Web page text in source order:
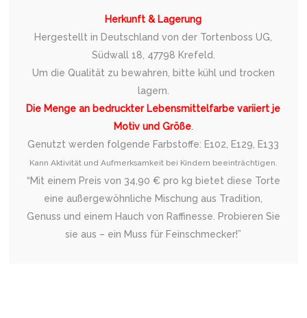
Herkunft & Lagerung
Hergestellt in Deutschland von der Tortenboss UG,
Südwall 18, 47798 Krefeld.
Um die Qualität zu bewahren, bitte kühl und trocken
lagern.
Die Menge an bedruckter Lebensmittelfarbe variiert je
Motiv und Größe.
Genutzt werden folgende Farbstoffe: E102, E129, E133
Kann Aktivität und Aufmerksamkeit bei Kindern beeinträchtigen.
“Mit einem Preis von 34,90 € pro kg bietet diese Torte
eine außergewöhnliche Mischung aus Tradition,
Genuss und einem Hauch von Raffinesse. Probieren Sie
sie aus – ein Muss für Feinschmecker!”